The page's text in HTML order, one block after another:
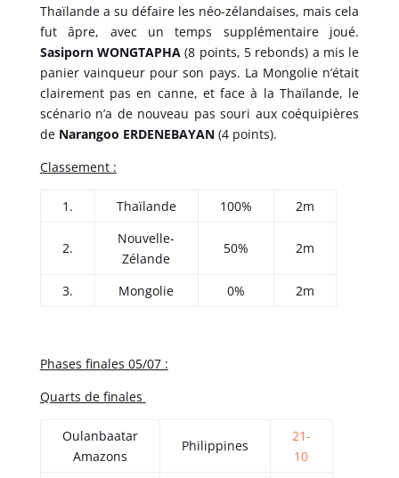
Thaïlande a su défaire les néo-zélandaises, mais cela
fut âpre, avec un temps supplémentaire joué.
Sasiporn WONGTAPHA (8 points, 5 rebonds) a mis le
panier vainqueur pour son pays. La Mongolie n’était
clairement pas en canne, et face à la Thaïlande, le
scénario n’a de nouveau pas souri aux coéquipières
de Narangoo ERDENEBAYAN(4 points).
Classement :
1. Thaïlande 100% 2m
2.
Nouvelle-
Zélande
50% 2m
3. Mongolie 0% 2m
Phases finales 05/07 :
Quarts de finales
Oulanbaatar
Amazons
Philippines
21-
10